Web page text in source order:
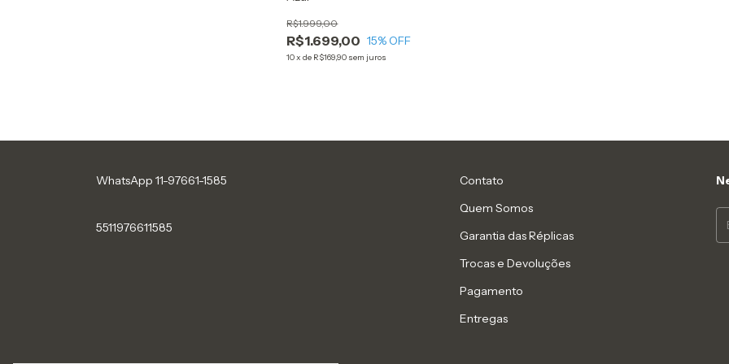
R$1.699,00
R$1.999,00
15% OFF
10xde R$169,90 sem juros
WhatsApp 11-97661-1585
5511976611585
Contato
Quem Somos
Garantia das Réplicas
Trocas e Devoluções
Pagamento
Entregas